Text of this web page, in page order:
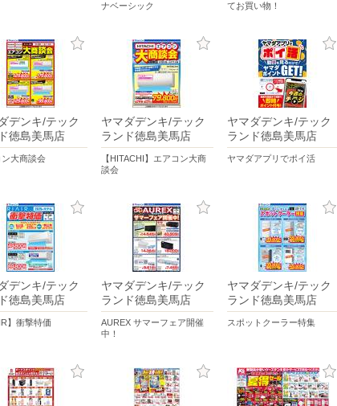
ナベーシック
てお買い物！
デンキ/テック
徳島美馬店
ン大商談会
ヤマダデンキ/テック
ランド徳島美馬店
【HITACHI】エアコン大商
談会
ヤマダデンキ/テック
ランド徳島美馬店
ヤマダアプリでポイ活
デンキ/テック
徳島美馬店
】衝撃特価
ヤマダデンキ/テック
ランド徳島美馬店
AUREX サマーフェア開催
中！
ヤマダデンキ/テック
ランド徳島美馬店
スポットクーラー特集